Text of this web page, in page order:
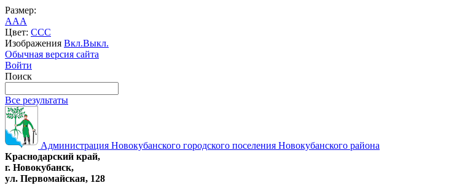
Размер:
AAA
Цвет: CCC
Изображения Вкл.Выкл.
Обычная версия сайта
Войти
Поиск
Все результаты
Администрация Новокубанского городского поселения Новокубанского района
Краснодарский край,
г. Новокубанск,
ул. Первомайская, 128